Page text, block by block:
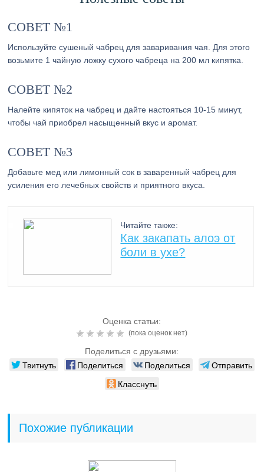
СОВЕТ №1
Используйте сушеный чабрец для заваривания чая. Для этого
возьмите 1 чайную ложку сухого чабреца на 200 мл кипятка.
СОВЕТ №2
Налейте кипяток на чабрец и дайте настояться 10-15 минут,
чтобы чай приобрел насыщенный вкус и аромат.
СОВЕТ №3
Добавьте мед или лимонный сок в заваренный чабрец для
усиления его лечебных свойств и приятного вкуса.
Читайте также:
Как закапать алоэ от
боли в ухе?
Оценка статьи:
(пока оценок нет)
Поделиться с друзьями:
Твитнуть Поделиться Поделиться
Отправить
Класснуть
Похожие публикации